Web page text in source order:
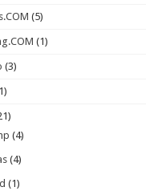
(5)
(1)
(3)
(4)
(4)
(1)